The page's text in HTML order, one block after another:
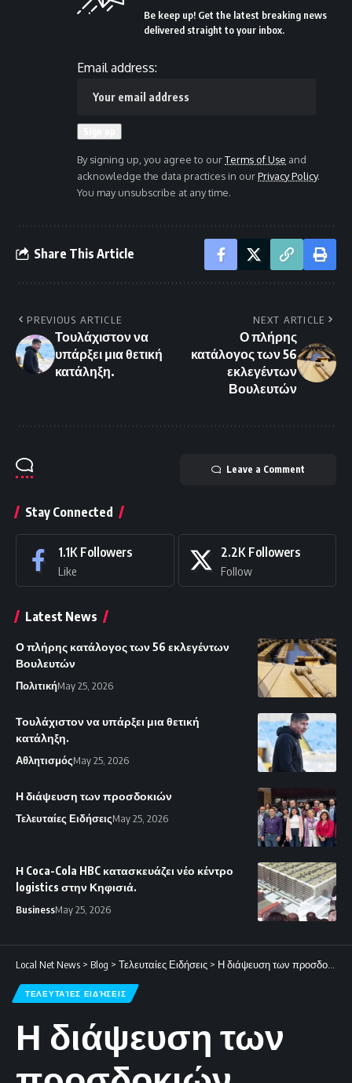
Be keep up! Get the latest breaking news
delivered straight to your inbox.
Email address:
By signing up, you agree to ourTerms of Use and
acknowledge the data practices in ourPrivacy Policy.
You may unsubscribe at any time.
Share This Article
PREVIOUS ARTICLE
Τουλάχιστον να
υπάρξει μια θετική
κατάληξη.
NEXT ARTICLE
Ο πλήρης
κατάλογος των 56
εκλεγέντων
Βουλευτών
Leave a Comment
Stay Connected
1.1K Followers
Like
2.2K Followers
Follow
Latest News
Ο πλήρης κατάλογος των 56 εκλεγέντων
Βουλευτών
ΠολιτικήMay 25, 2026
Τουλάχιστον να υπάρξει μια θετική
κατάληξη.
ΑθλητισμόςMay 25, 2026
Η διάψευση των προσδοκιών
Τελευταίες ΕιδήσειςMay 25, 2026
Η Coca-Cola HBC κατασκευάζει νέο κέντρο
logistics στην Κηφισιά.
BusinessMay 25, 2026
Local Net News > Blog > Τελευταίες Ειδήσεις > Η διάψευση των προσδοκιών
ΤΕΛΕΥΤΑΊΕΣ ΕΙΔΉΣΕΙΣ
Η διάψευση των